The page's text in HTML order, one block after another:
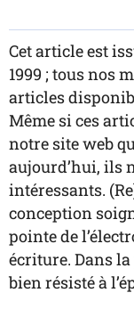
Cet article est
1999 ; tous nos
articles
Même si ces
notre site web
aujourd’hui, ils
intéressants.
conception
pointe de
écriture. Dans
bien résisté à